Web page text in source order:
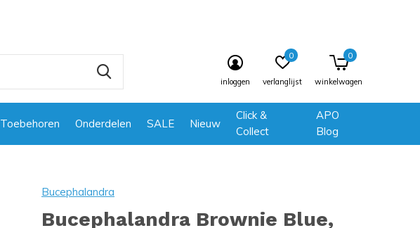
Toebehoren Onderdelen SALE Nieuw
Click &
Collect
APO
Blog
inloggen verlanglijst
0
winkelwagen
0
Bucephalandra
Bucephalandra Brownie Blue,